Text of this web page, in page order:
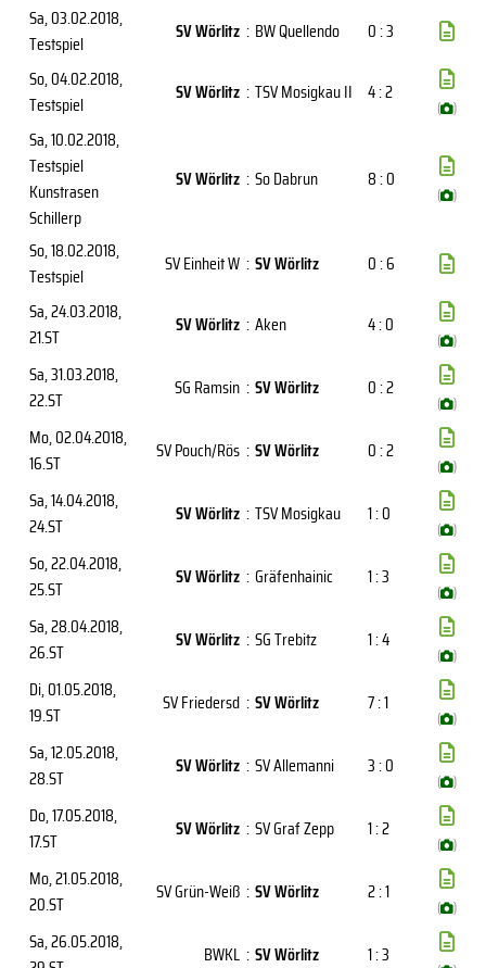
Sa, 03.02.2018,
Testspiel
SV Wörlitz : BW Quellendo
0 : 3
So, 04.02.2018,
Testspiel
SV Wörlitz : TSV Mosigkau II 4 : 2
( )
Sa, 10.02.2018,
Testspiel
Kunstrasen
Schillerp
SV Wörlitz : So Dabrun 8 : 0
( )
So, 18.02.2018,
Testspiel
SV Einheit W : SV Wörlitz
0 : 6
Sa, 24.03.2018,
21.ST
SV Wörlitz : Aken 4 : 0
( )
Sa, 31.03.2018,
22.ST
SG Ramsin : SV Wörlitz 0 : 2
( )
Mo, 02.04.2018,
16.ST
SV Pouch/Rös : SV Wörlitz 0 : 2
( )
Sa, 14.04.2018,
24.ST
SV Wörlitz : TSV Mosigkau 1 : 0
( )
So, 22.04.2018,
25.ST
SV Wörlitz : Gräfenhainic 1 : 3
( )
Sa, 28.04.2018,
26.ST
SV Wörlitz : SG Trebitz 1 : 4
( )
Di, 01.05.2018,
19.ST
SV Friedersd : SV Wörlitz 7 : 1
( )
Sa, 12.05.2018,
28.ST
SV Wörlitz : SV Allemanni 3 : 0
( )
Do, 17.05.2018,
17.ST
SV Wörlitz : SV Graf Zepp 1 : 2
( )
Mo, 21.05.2018,
20.ST
SV Grün-Weiß : SV Wörlitz 2 : 1
( )
Sa, 26.05.2018,
BWKL : SV Wörlitz 1 : 3